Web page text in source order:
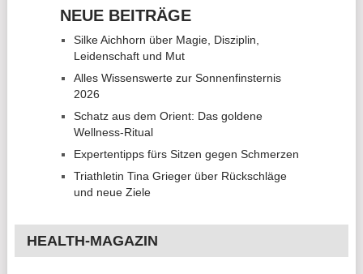
NEUE BEITRÄGE
Silke Aichhorn über Magie, Disziplin,
Leidenschaft und Mut
Alles Wissenswerte zur Sonnenfinsternis
2026
Schatz aus dem Orient: Das goldene
Wellness-Ritual
Expertentipps fürs Sitzen gegen Schmerzen
Triathletin Tina Grieger über Rückschläge
und neue Ziele
HEALTH-MAGAZIN